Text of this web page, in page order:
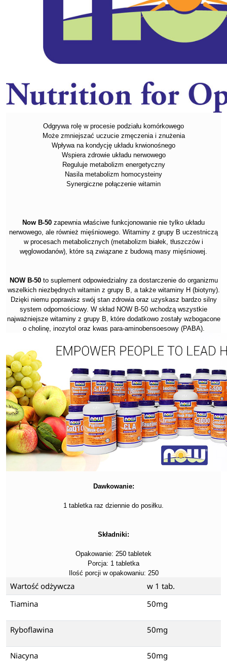
Odgrywa rolę w procesie podziału komórkowego
Może zmniejszać uczucie zmęczenia i znużenia
Wpływa na kondycję układu krwionośnego
Wspiera zdrowie układu nerwowego
Reguluje metabolizm energetyczny
Nasila metabolizm homocysteiny
Synergiczne połączenie witamin
Now B-50 zapewnia właściwe funkcjonowanie nie tylko układu
nerwowego, ale również mięśniowego. Witaminy z grupy B uczestniczą
w procesach metabolicznych (metabolizm białek, tłuszczów i
węglowodanów), które są związane z budową masy mięśniowej.
NOW B-50to suplement odpowiedzialny za dostarczenie do organizmu
wszelkich niezbędnych witamin z grupy B, a także witaminy H (biotyny).
Dzięki niemu poprawisz swój stan zdrowia oraz uzyskasz bardzo silny
system odpornościowy. W skład NOW B-50 wchodzą wszystkie
najważniejsze witaminy z grupy B, które dodatkowo zostały wzbogacone
o cholinę, inozytol oraz kwas para-aminobensoesowy (PABA).
Dawkowanie:
1 tabletka raz dziennie do posiłku.
Składniki:
Opakowanie: 250 tabletek
Porcja: 1 tabletka
Ilość porcji w opakowaniu: 250
Wartość odżywcza
w 1 tab.
Tiamina
50mg
Ryboflawina 50mg
Niacyna 50mg